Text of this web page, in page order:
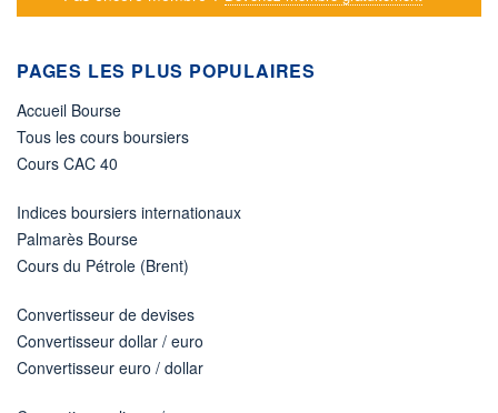
PAGES LES PLUS POPULAIRES
Accueil Bourse
Tous les cours boursiers
Cours CAC 40
Indices boursiers internationaux
Palmarès Bourse
Cours du Pétrole (Brent)
Convertisseur de devises
Convertisseur dollar / euro
Convertisseur euro / dollar